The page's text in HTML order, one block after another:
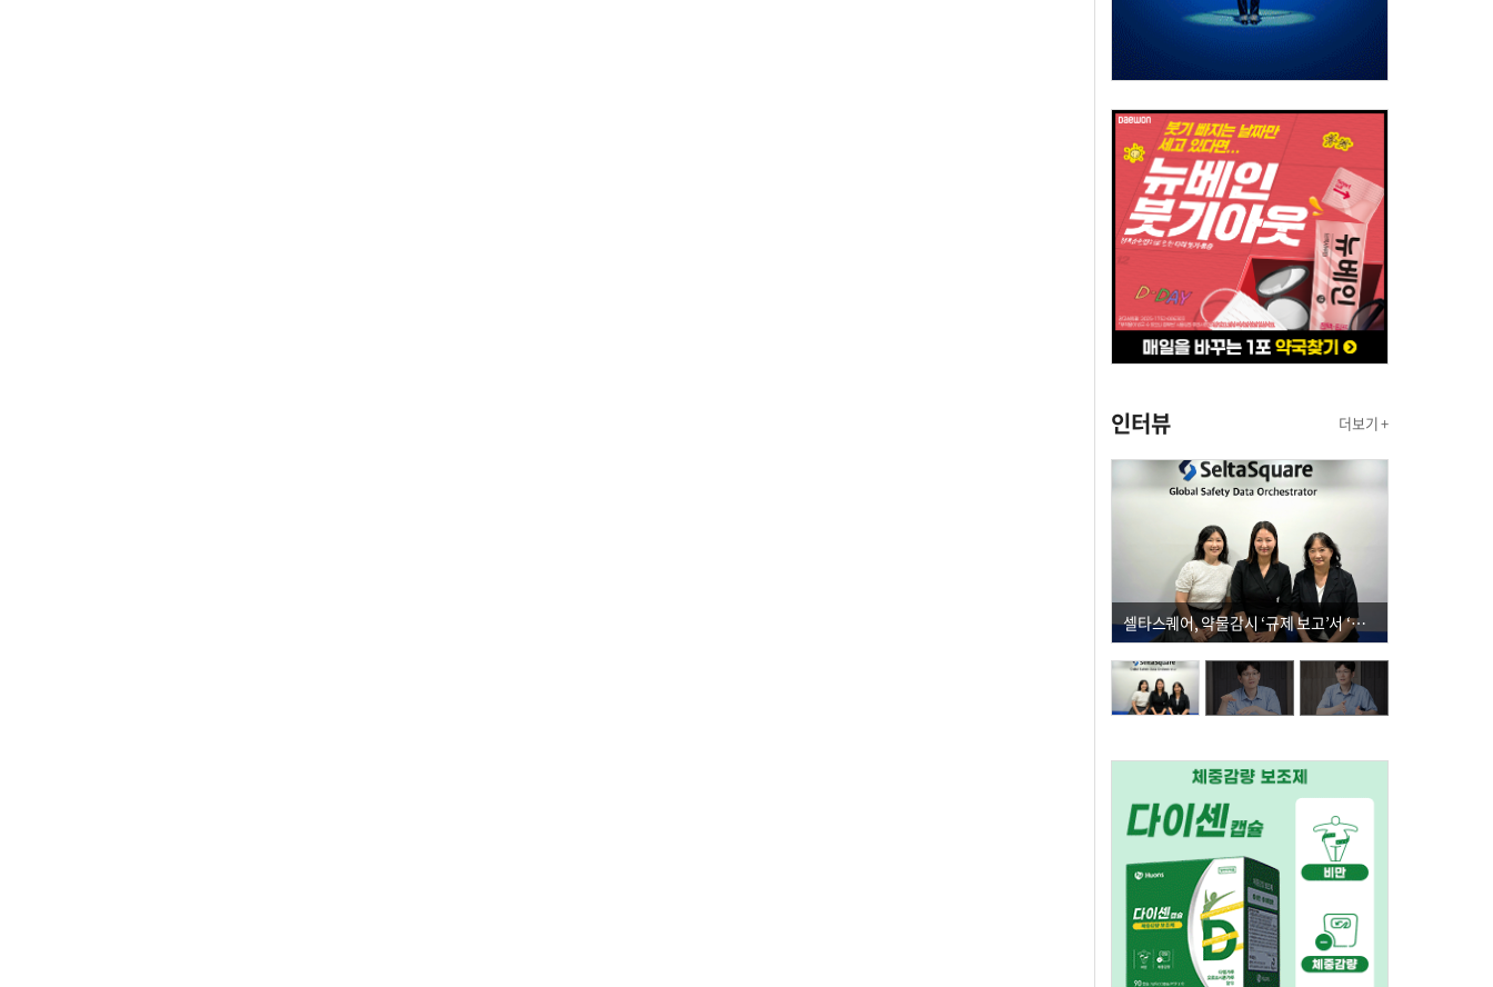
인터뷰 더보기 +
셀타스퀘어, 약물감시 ‘규제 보고’서 ‘데이터 의사결정’으로 "PVX 전환 요구 커진다"